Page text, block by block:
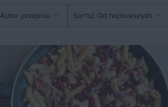
Autor przepisu Sortuj: Od najnowszych